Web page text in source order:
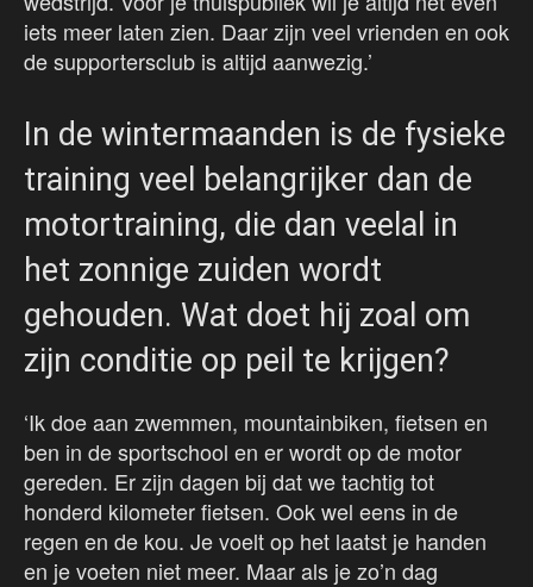
iets meer laten zien. Daar zijn veel vrienden en ook
de supportersclub is altijd aanwezig.’
In de wintermaanden is de fysieke
training veel belangrijker dan de
motortraining, die dan veelal in
het zonnige zuiden wordt
gehouden. Wat doet hij zoal om
zijn conditie op peil te krijgen?
‘Ik doe aan zwemmen, mountainbiken, fietsen en
ben in de sportschool en er wordt op de motor
gereden. Er zijn dagen bij dat we tachtig tot
honderd kilometer fietsen. Ook wel eens in de
regen en de kou. Je voelt op het laatst je handen
en je voeten niet meer. Maar als je zo’n dag